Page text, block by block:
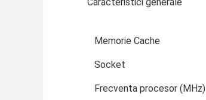
Memorie Cache
Socket
Frecventa procesor (MHz)